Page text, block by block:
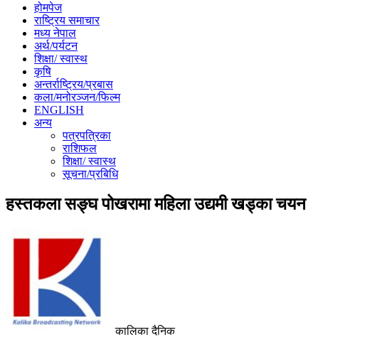
होमपेज
राष्ट्रिय समाचार
मध्य नेपाल
अर्थ/पर्यटन
शिक्षा/ स्वास्थ
कृषि
अन्तर्राष्ट्रिय/प्रबास
कला/मनोरञ्जन/फिल्म
ENGLISH
अन्य
पत्रपत्रिका
राशिफल
शिक्षा/ स्वास्थ
सूचना/प्रबिधि
हस्तकला सङ्घ पोखरामा महिला उद्यमी खड्का चयन
कालिका दैनिक